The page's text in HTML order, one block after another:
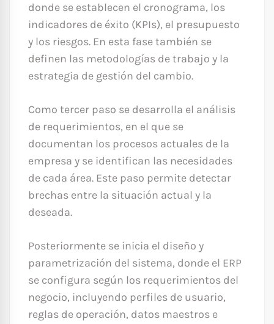
donde se establecen el cronograma, los
indicadores de éxito (KPIs), el presupuesto
y los riesgos. En esta fase también se
definen las metodologías de trabajo y la
estrategia de gestión del cambio.
Como tercer paso se desarrolla el análisis
de requerimientos, en el que se
documentan los procesos actuales de la
empresa y se identifican las necesidades
de cada área. Este paso permite detectar
brechas entre la situación actual y la
deseada.
Posteriormente se inicia el diseño y
parametrización del sistema, donde el ERP
se configura según los requerimientos del
negocio, incluyendo perfiles de usuario,
reglas de operación, datos maestros e